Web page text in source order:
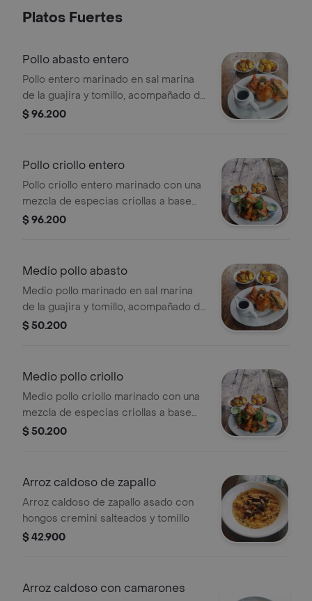
Platos Fuertes
Pollo abasto entero
Pollo entero marinado en sal marina
de la guajira y tomillo, acompañado de
ají cremoso, papas asadas y
$ 96.200
Pollo criollo entero
Pollo criollo entero marinado con una
mezcla de especias criollas a base
de achiote, servido con papas
$ 96.200
Medio pollo abasto
Medio pollo marinado en sal marina
de la guajira y tomillo, acompañado de
ají cremoso, papas asadas y
$ 50.200
Medio pollo criollo
Medio pollo criollo marinado con una
mezcla de especias criollas a base
de achiote, servido con papas
$ 50.200
Arroz caldoso de zapallo
Arroz caldoso de zapallo asado con
hongos cremini salteados y tomillo
$ 42.900
Arroz caldoso con camarones